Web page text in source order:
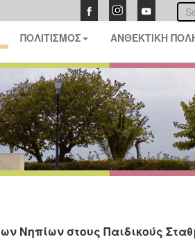
ΠΟΛΙΤΙΣΜΟΣ ΑΝΘΕΚΤΙΚΗ
Νηπίων στους Παιδικούς